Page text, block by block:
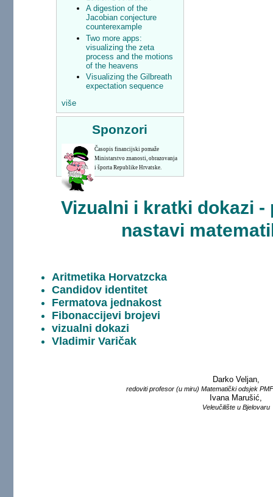
A digestion of the
Jacobian conjecture
counterexample
Two more apps:
visualizing the zeta
process and the motions
of the heavens
Visualizing the Gilbreath
expectation sequence
više
Sponzori
Časopis financijski pomaže
Ministarstvo znanosti, obrazovanja
i športa Republike Hrvatske.
Vizualni i kratki dokazi
nastavi
Aritmetika Horvatzcka
Candidov identitet
Fermatova jednakost
Fibonaccijevi brojevi
vizualni dokazi
Vladimir Varičak
Darko Veljan,
redoviti profesor (u miru) Matematički odsjek
Ivana Marušić,
Veleučilište u Bjelovaru